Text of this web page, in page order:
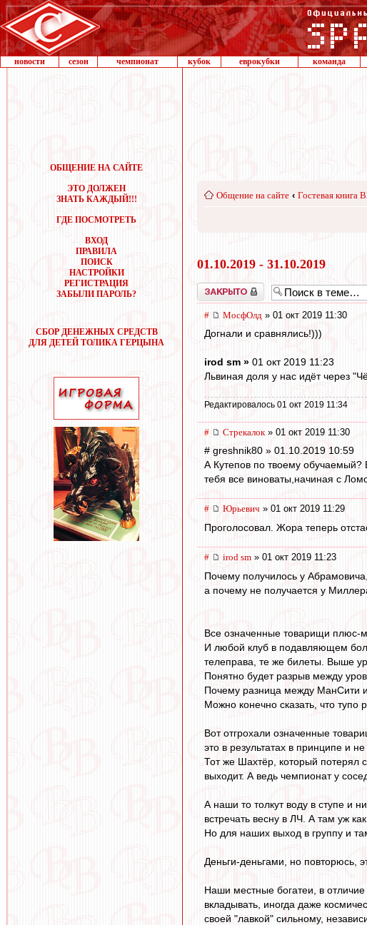
новости сезон чемпионат кубок еврокубки команда
ОБЩЕНИЕ НА САЙТЕ
ЭТО ДОЛЖЕН
ЗНАТЬ КАЖДЫЙ!!!
ГДЕ ПОСМОТРЕТЬ
ВХОД
ПРАВИЛА
ПОИСК
НАСТРОЙКИ
РЕГИСТРАЦИЯ
ЗАБЫЛИ ПАРОЛЬ?
СБОР ДЕНЕЖНЫХ СРЕДСТВ
ДЛЯ ДЕТЕЙ ТОЛИКА ГЕРЦЫНА
Общение на сайте ‹ Гостевая книга
01.10.2019 - 31.10.2019
Закрыто
# МосфОлд » 01 окт 2019 11:30
Догнали и сравнялись!)))
irod sm » 01 окт 2019 11:23
Львиная доля у нас идёт через
Редактировалось 01 окт 2019 11:34
# Стрекалок » 01 окт 2019 11:30
# greshnik80 » 01.10.2019 10:59
А Кутепов по твоему
тебя все виноваты,начиная с
# Юрьевич » 01 окт 2019 11:29
Проголосовал. Жора теперь
# irod sm » 01 окт 2019 11:23
Почему получилось у
а почему не получается у
Все означенные товарищи плюс-
И любой клуб в подавляющем
телеправа, те же билеты. Выше
Понятно будет разрыв между
Почему разница между МанСити
Можно конечно сказать, что тупо
Вот отгрохали означенные
это в результатах в принципе и не
Тот же Шахтёр, который потерял
выходит. А ведь чемпионат у
А наши то толкут воду в ступе и
встречать весну в ЛЧ. А там уж как
Но для наших выход в группу и
Деньги-деньгами, но повторюсь,
Наши местные богатеи, в
вкладывать, иногда даже
своей "лавкой" сильному,